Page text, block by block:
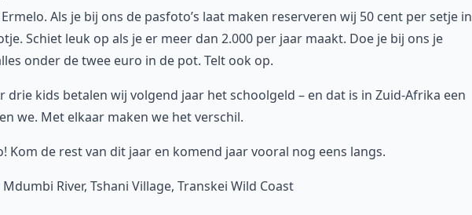
Als je bij ons de pasfoto’s laat maken reserveren wij 50 cent per setje in
Schiet leuk op als je er meer dan 2.000 per jaar maakt. Doe je bij ons je
onder de twee euro in de pot. Telt ook op.
drie kids betalen wij volgend jaar het schoolgeld – en dat is in Zuid-Afrika een
we. Met elkaar maken we het verschil.
Kom de rest van dit jaar en komend jaar vooral nog eens langs.
Mdumbi River, Tshani Village, Transkei Wild Coast